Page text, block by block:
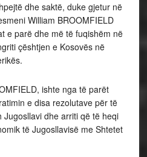
dhe saktë, duke gjetur në
William BROOMFIELD
e parë dhe më të fuqishëm në
çështjen e Kosovës në
ishte nga të parët
e disa rezolutave për të
dhe arriti që të heqi
të Jugosllavisë me Shtetet